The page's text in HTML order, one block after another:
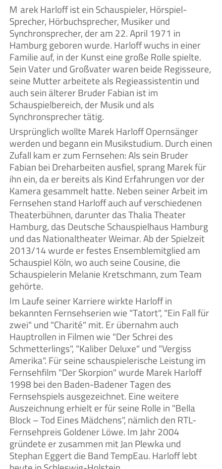
Marek Harloff ist ein Schauspieler, Hörspiel-
Sprecher, Hörbuchsprecher, Musiker und
Synchronsprecher, der am 22. April 1971 in
Hamburg geboren wurde. Harloff wuchs in einer
Familie auf, in der Kunst eine große Rolle spielte.
Sein Vater und Großvater waren beide Regisseure,
seine Mutter arbeitete als Regieassistentin und
auch sein älterer Bruder Fabian ist im
Schauspielbereich, der Musik und als
Synchronsprecher tätig.
Ursprünglich wollte Marek Harloff Opernsänger
werden und begann ein Musikstudium. Durch einen
Zufall kam er zum Fernsehen: Als sein Bruder
Fabian bei Dreharbeiten ausfiel, sprang Marek für
ihn ein, da er bereits als Kind Erfahrungen vor der
Kamera gesammelt hatte. Neben seiner Arbeit im
Fernsehen stand Harloff auch auf verschiedenen
Theaterbühnen, darunter das Thalia Theater
Hamburg, das Deutsche Schauspielhaus Hamburg
und das Nationaltheater Weimar. Ab der Spielzeit
2013/14 wurde er festes Ensemblemitglied am
Schauspiel Köln, wo auch seine Cousine, die
Schauspielerin Melanie Kretschmann, zum Team
gehörte.
Im Laufe seiner Karriere wirkte Harloff in
bekannten Fernsehserien wie "Tatort", "Ein Fall für
zwei" und "Charité" mit. Er übernahm auch
Hauptrollen in Filmen wie "Der Schrei des
Schmetterlings", "Kaliber Deluxe" und "Vergiss
Amerika". Für seine schauspielerische Leistung im
Fernsehfilm "Der Skorpion" wurde Marek Harloff
1998 bei den Baden-Badener Tagen des
Fernsehspiels ausgezeichnet. Eine weitere
Auszeichnung erhielt er für seine Rolle in "Bella
Block – Tod Eines Mädchens", nämlich den RTL-
Fernsehpreis Goldener Löwe. Im Jahr 2004
gründete er zusammen mit Jan Plewka und
Stephan Eggert die Band TempEau. Harloff lebt